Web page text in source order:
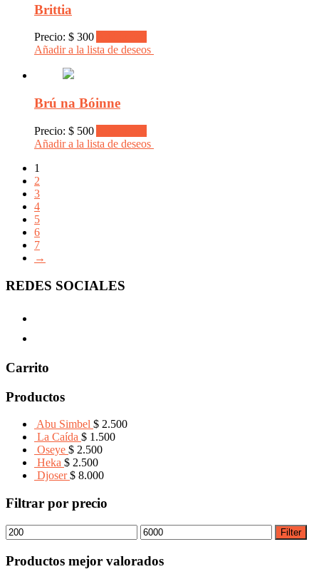
Brittia
Precio: $ 300
Añadir a la lista de deseos
Brú na Bóinne
Precio: $ 500
Añadir a la lista de deseos
1
2
3
4
5
6
7
→
REDES SOCIALES
Carrito
Productos
Abu Simbel $ 2.500
La Caída $ 1.500
Oseye $ 2.500
Heka $ 2.500
Djoser $ 8.000
Filtrar por precio
Filter
Productos mejor valorados